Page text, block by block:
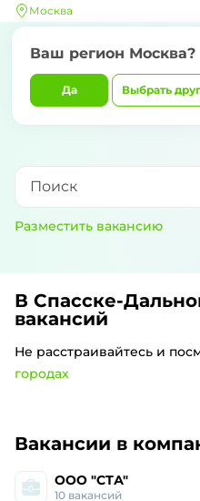
Москва
Ваш регион Москва?
Да Выбрать
Разместить вакансию
В Спасске-
вакансий
Не расстраивайтесь и
городах
Работа и
Вакансии в
ООО "СТА"
10 вакансий